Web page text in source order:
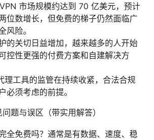
市场规模约达到 70 亿美元，预计
位数增长，但免费的梯子仍然面临广
风险。
的关切日益增加，越来越多的人开始
控性更强的付费方案和自建解决方
理工具的监管在持续收紧，合法合规
必须考虑的前提。
题与误区（带实用解答）
全免费吗？通常是有数据、速度、稳